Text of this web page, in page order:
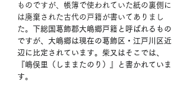
ものですが、帳簿で使われていた紙の裏側に
は廃棄された古代の戸籍が書いてありまし
た。 下総国葛飾郡大嶋郷戸籍と呼ばれるもの
ですが、大嶋郷は現在の葛飾区・江戸川区近
辺に比定されています。柴又はそこでは、
『嶋俣里（しままたのり）』と書かれていま
す。